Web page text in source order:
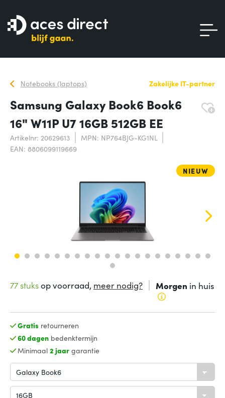
Notebooks (laptops) Zakelijke IT-partner
Samsung Galaxy Book6 Book6
16" W11P U7 16GB 512GB EE
Artikelnr: 20629613
MPN: NP764BJG-KG1NL
EAN: 8806099119669
NIEUW
77 stuksop voorraad, meer nodig? Morgen in huis
Gratis retourneren
60 dagenbedenktermijn
Minimaal 2 jaargarantie